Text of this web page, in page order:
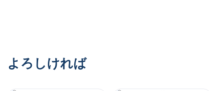
よろしければ